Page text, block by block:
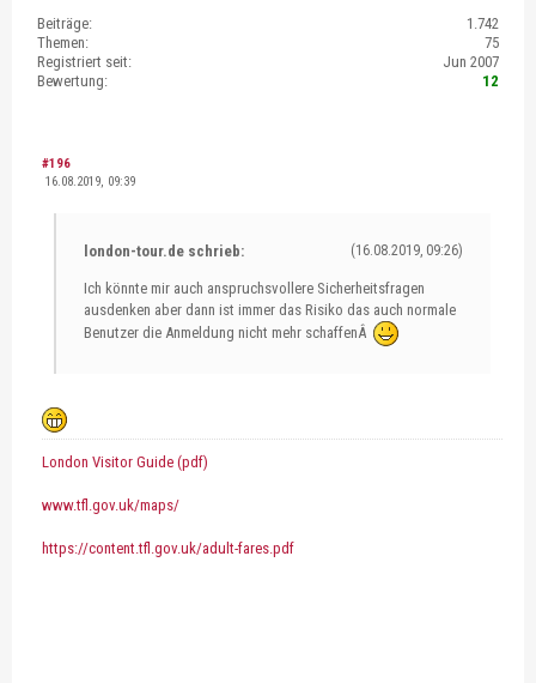
Beiträge:
1.742
Themen:
75
Registriert seit:
Jun 2007
Bewertung:
12
#196
16.08.2019, 09:39
(16.08.2019, 09:26)
london-tour.de schrieb:
Ich könnte mir auch anspruchsvollere Sicherheitsfragen
ausdenken aber dann ist immer das Risiko das auch normale
Benutzer die Anmeldung nicht mehr schaffenÂ
London Visitor Guide (pdf)
www.tfl.gov.uk/maps/
https://content.tfl.gov.uk/adult-fares.pdf